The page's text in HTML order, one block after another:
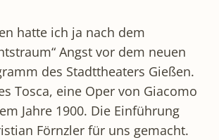
hatte ich ja nach dem
Angst vor dem neuen
des Stadttheaters Gießen.
Tosca, eine Oper von Giacomo
Jahre 1900. Die Einführung
Förnzler für uns gemacht.